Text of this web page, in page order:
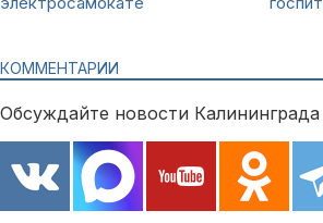
КОММЕНТАРИИ
Обсуждайте новости